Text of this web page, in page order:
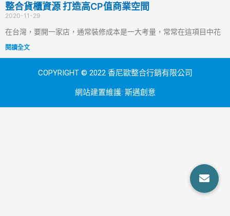
整合貨櫃資源 打造高CP值商業空間
2020-11-29
在台灣，要開一家店，通常裝修成本是一大考量，常常在這項目中花
閱讀全文
COPYRIGHT © 2022 香尼歐整合行銷有限公司
網站建置維護: 斯邁創意